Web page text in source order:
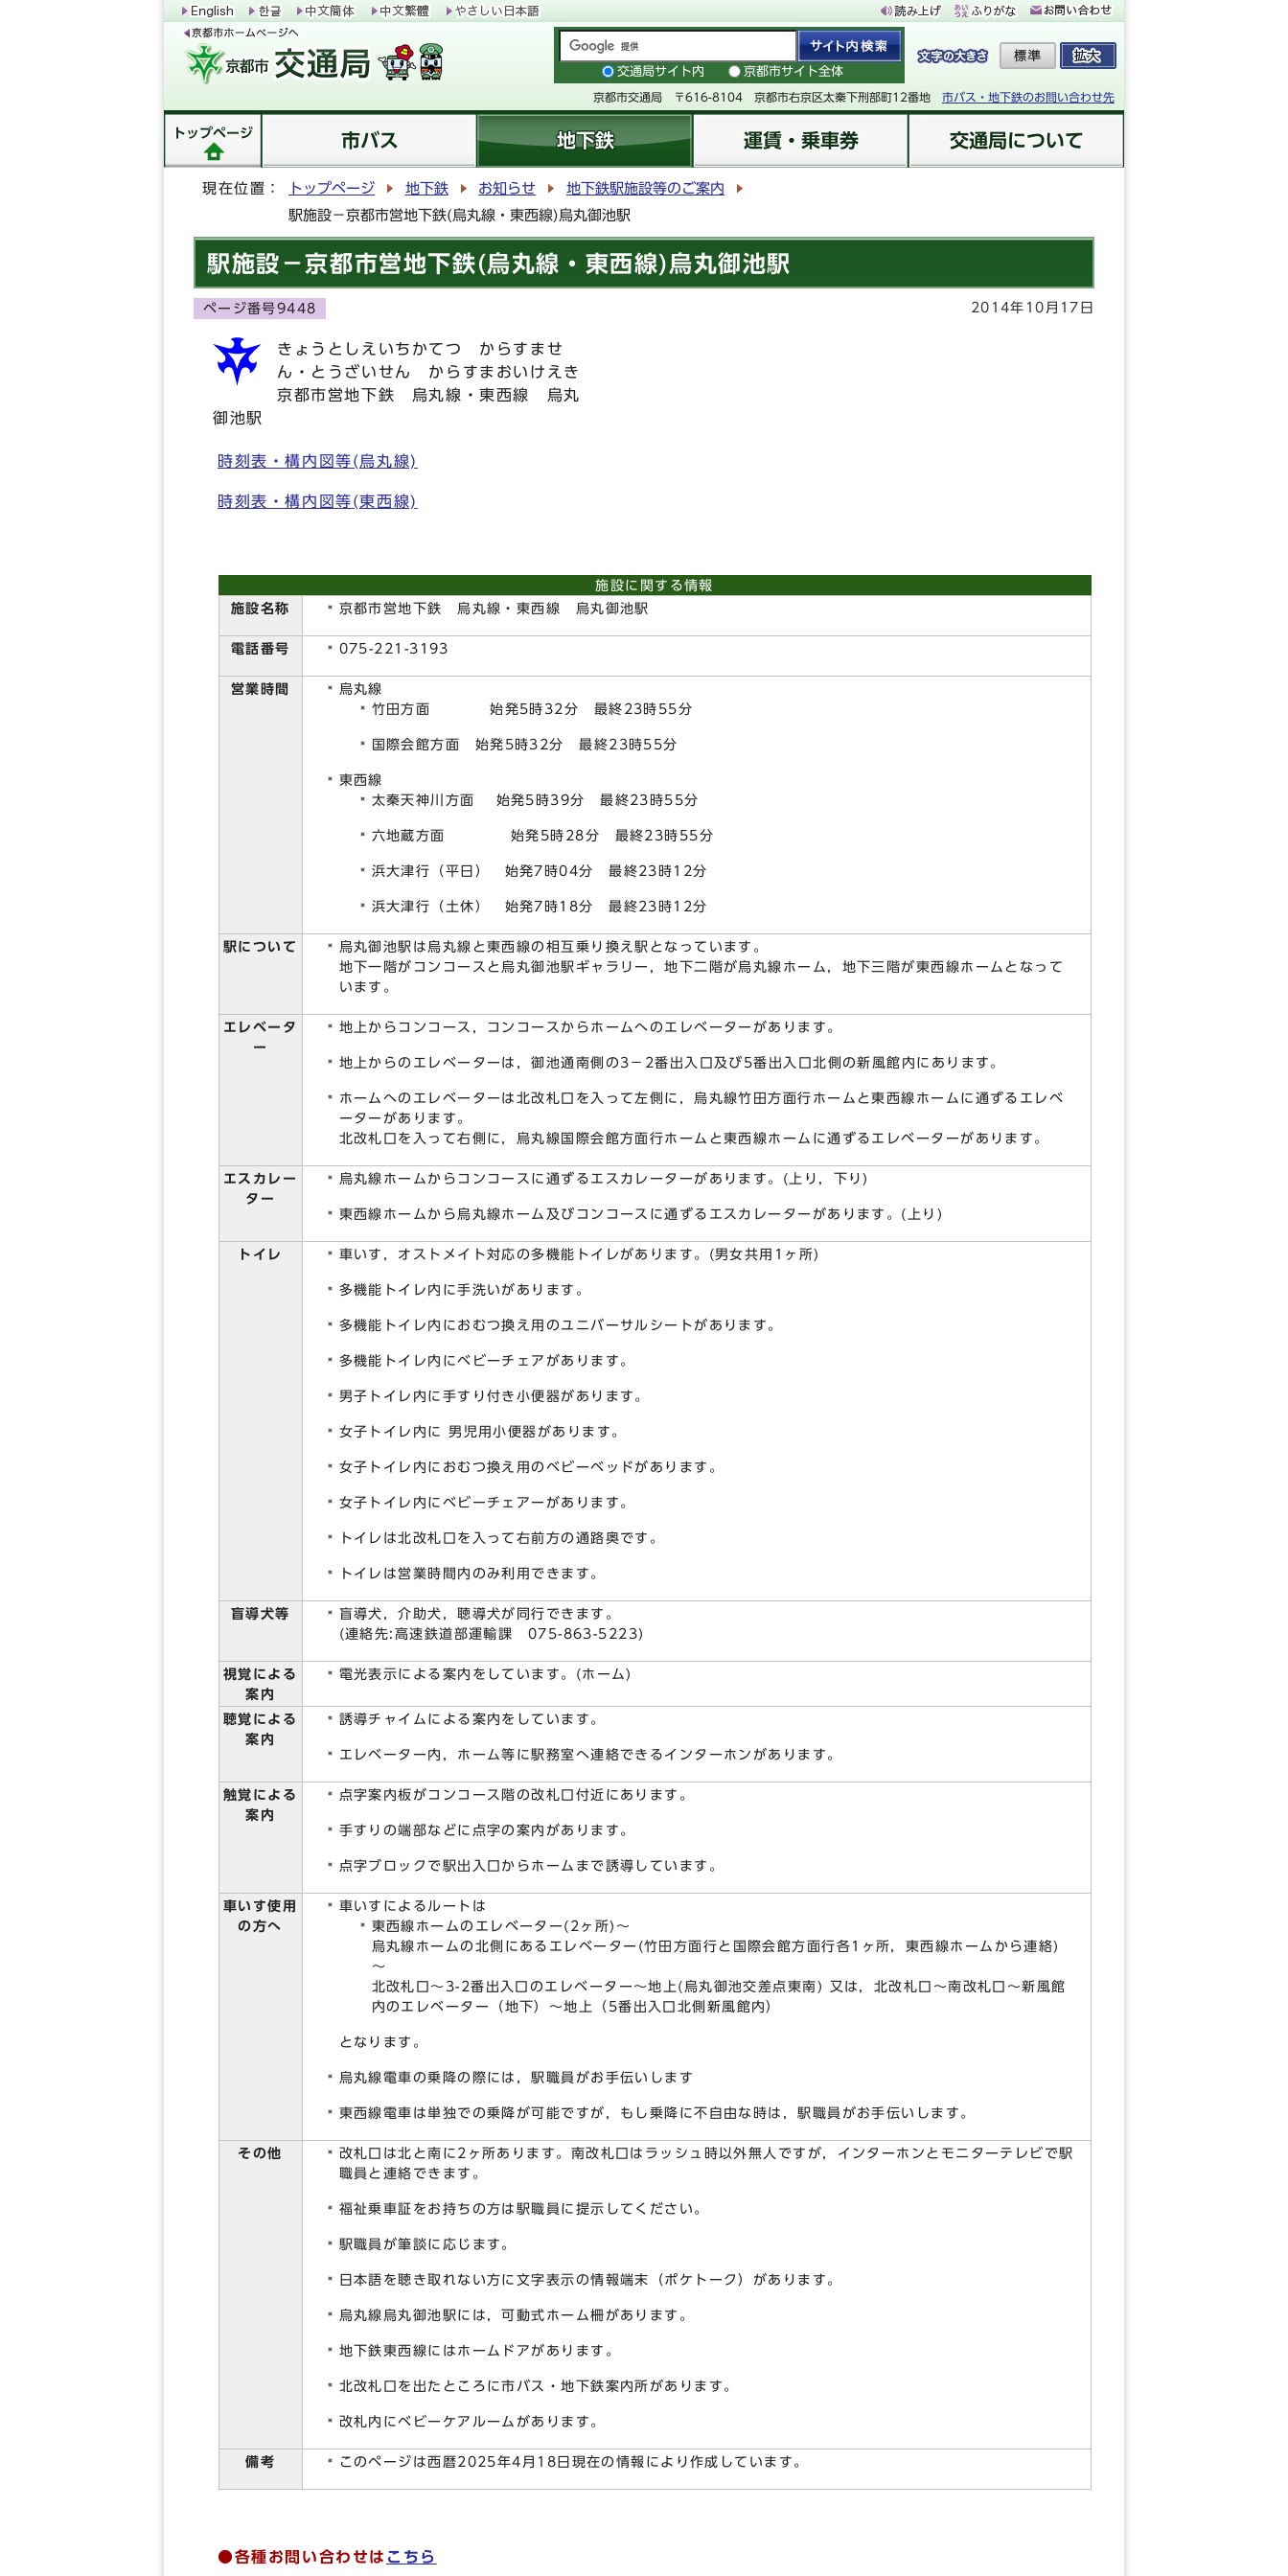
交通局サイト内 京都市サイト全体
京都市交通局 〒616-8104 京都市右京区太秦下刑部町12番地 市バス・地下鉄のお問い合わせ先
トップページ 市バス 地下鉄 運賃・乗車券 交通局について
現在位置： トップページ 地下鉄 お知らせ
地下鉄駅施設等のご案内
駅施設－京都市営地下鉄(烏丸線・東西線)烏丸御池駅
駅施設－京都市営地下鉄(烏丸線・東西線)烏丸御池駅
ページ番号9448 2014年10月17日
きょうとしえいちかてつ からすませ
ん・とうざいせん からすまおいけえき
京都市営地下鉄 烏丸線・東西線 烏丸
御池駅
時刻表・構内図等(烏丸線)
時刻表・構内図等(東西線)
施設に関する情報
施設名称
京都市営地下鉄 烏丸線・東西線 烏丸御池駅
電話番号 075-221-3193
営業時間
烏丸線
竹田方面 始発5時32分 最終23時55分
国際会館方面 始発5時32分 最終23時55分
東西線
太秦天神川方面 始発5時39分 最終23時55分
六地蔵方面 始発5時28分 最終23時55分
浜大津行（平日） 始発7時04分 最終23時12分
浜大津行（土休） 始発7時18分 最終23時12分
駅について
烏丸御池駅は烏丸線と東西線の相互乗り換え駅となっています。
地下一階がコンコースと烏丸御池駅ギャラリー，地下二階が烏丸線ホーム，地下三階が東西線ホームとなって
います。
エレベータ
ー
地上からコンコース，コンコースからホームへのエレベーターがあります。
地上からのエレベーターは，御池通南側の3－2番出入口及び5番出入口北側の新風館内にあります。
ホームへのエレベーターは北改札口を入って左側に，烏丸線竹田方面行ホームと東西線ホームに通ずるエレベ
ーターがあります。
北改札口を入って右側に，烏丸線国際会館方面行ホームと東西線ホームに通ずるエレベーターがあります。
エスカレー
ター
烏丸線ホームからコンコースに通ずるエスカレーターがあります。(上り，下り)
東西線ホームから烏丸線ホーム及びコンコースに通ずるエスカレーターがあります。(上り)
トイレ 車いす，オストメイト対応の多機能トイレがあります。(男女共用1ヶ所)
多機能トイレ内に手洗いがあります。
多機能トイレ内におむつ換え用のユニバーサルシートがあります。
多機能トイレ内にベビーチェアがあります。
男子トイレ内に手すり付き小便器があります。
女子トイレ内に 男児用小便器があります。
女子トイレ内におむつ換え用のベビーベッドがあります。
女子トイレ内にベビーチェアーがあります。
トイレは北改札口を入って右前方の通路奥です。
トイレは営業時間内のみ利用できます。
盲導犬等
盲導犬，介助犬，聴導犬が同行できます。
(連絡先:高速鉄道部運輸課 075-863-5223)
視覚による
案内
電光表示による案内をしています。(ホーム)
聴覚による
案内
誘導チャイムによる案内をしています。
エレベーター内，ホーム等に駅務室へ連絡できるインターホンがあります。
触覚による
案内
点字案内板がコンコース階の改札口付近にあります。
手すりの端部などに点字の案内があります。
点字ブロックで駅出入口からホームまで誘導しています。
車いす使用
の方へ
車いすによるルートは
東西線ホームのエレベーター(2ヶ所)～
烏丸線ホームの北側にあるエレベーター(竹田方面行と国際会館方面行各1ヶ所，東西線ホームから連絡)
～
北改札口～3-2番出入口のエレベーター～地上(烏丸御池交差点東南) 又は，北改札口～南改札口～新風館
内のエレベーター（地下）～地上（5番出入口北側新風館内）
となります。
烏丸線電車の乗降の際には，駅職員がお手伝いします
東西線電車は単独での乗降が可能ですが，もし乗降に不自由な時は，駅職員がお手伝いします。
その他
改札口は北と南に2ヶ所あります。南改札口はラッシュ時以外無人ですが，インターホンとモニターテレビで駅
職員と連絡できます。
福祉乗車証をお持ちの方は駅職員に提示してください。
駅職員が筆談に応じます。
日本語を聴き取れない方に文字表示の情報端末（ポケトーク）があります。
烏丸線烏丸御池駅には，可動式ホーム柵があります。
地下鉄東西線にはホームドアがあります。
北改札口を出たところに市バス・地下鉄案内所があります。
改札内にベビーケアルームがあります。
備考 このページは西暦2025年4月18日現在の情報により作成しています。
●各種お問い合わせは こちら